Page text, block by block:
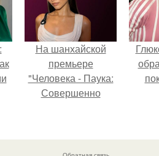
На шанхайской
премьере
"Человека - Паука:
Совершенно
просто очередной
наряд, а настоящий